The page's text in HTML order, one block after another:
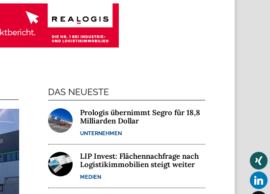
DAS NEUESTE
Prologis übernimmt Segro für 18,8
Milliarden Dollar
UNTERNEHMEN
LIP Invest: Flächennachfrage nach
Logistikimmobilien steigt weiter
MEDIEN